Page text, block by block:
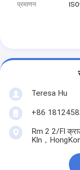
प्रमाणन
Teresa Hu
+86
Rm 2 2/Fl
Kln，